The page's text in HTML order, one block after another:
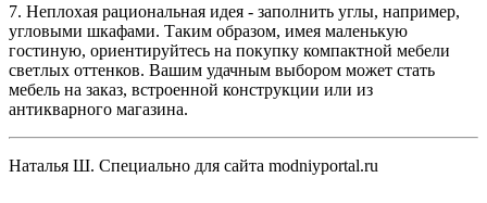
7. Неплохая рациональная идея - заполнить углы, например,
угловыми шкафами. Таким образом, имея маленькую
гостиную, ориентируйтесь на покупку компактной мебели
светлых оттенков. Вашим удачным выбором может стать
мебель на заказ, встроенной конструкции или из
антикварного магазина.
Наталья Ш. Специально для сайта modniyportal.ru